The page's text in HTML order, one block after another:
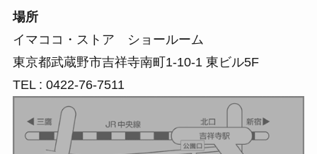
場所
イマココ・ストア ショールーム
東京都武蔵野市吉祥寺南町1-10-1 東ビル5F
TEL : 0422-76-7511